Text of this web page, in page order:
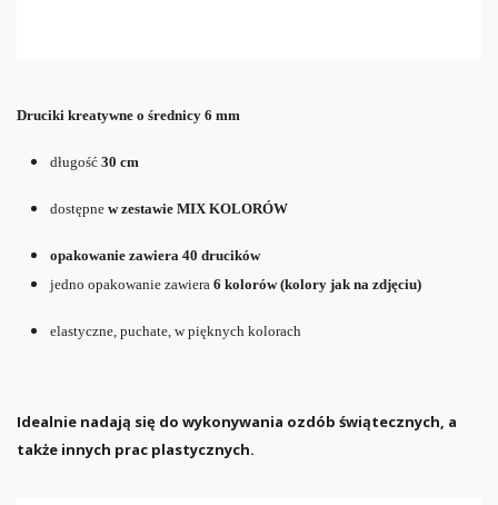
Druciki kreatywne o średnicy 6 mm
długość 30 cm
dostępne w zestawie MIX KOLORÓW
opakowanie zawiera 40 drucików
jedno opakowanie zawiera 6 kolorów(kolory jak na zdjęciu)
elastyczne, puchate, w pięknych kolorach
Idealnie nadają się do wykonywania ozdób świątecznych, a
także innych prac plastycznych.